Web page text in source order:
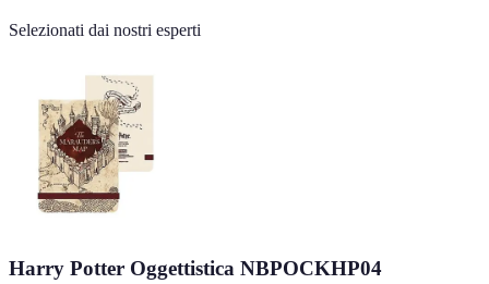
Selezionati dai nostri esperti
Harry Potter Oggettistica NBPOCKHP04